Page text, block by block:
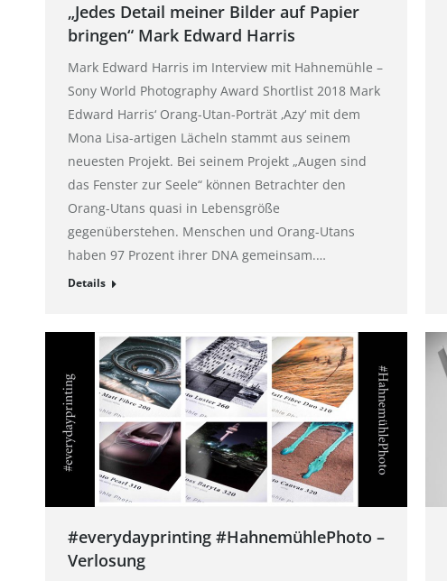
„Jedes Detail meiner Bilder auf Papier
bringen“ Mark Edward Harris
Mark Edward Harris im Interview mit Hahnemühle –
Sony World Photography Award Shortlist 2018 Mark
Edward Harris‘ Orang-Utan-Porträt ‚Azy‘ mit dem
Mona Lisa-artigen Lächeln stammt aus seinem
neuesten Projekt. Bei seinem Projekt „Augen sind
das Fenster zur Seele“ können Betrachter den
Orang-Utans quasi in Lebensgröße
gegenüberstehen. Menschen und Orang-Utans
haben 97 Prozent ihrer DNA gemeinsam.…
Details
#everydayprinting #HahnemühlePhoto –
Verlosung